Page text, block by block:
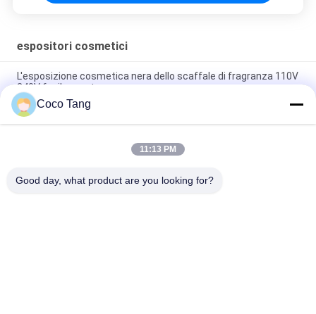
espositori cosmetici
L'esposizione cosmetica nera dello scaffale di fragranza 110V
240V facile monta
Governo di lusso del profumo di fragranza degli espositori
cosmetici dello SGS di iso
Vetrina cosmetica fissata al muro cosmetica dell'esposizione
Coco Tang
11:13 PM
Good day, what product are you looking for?